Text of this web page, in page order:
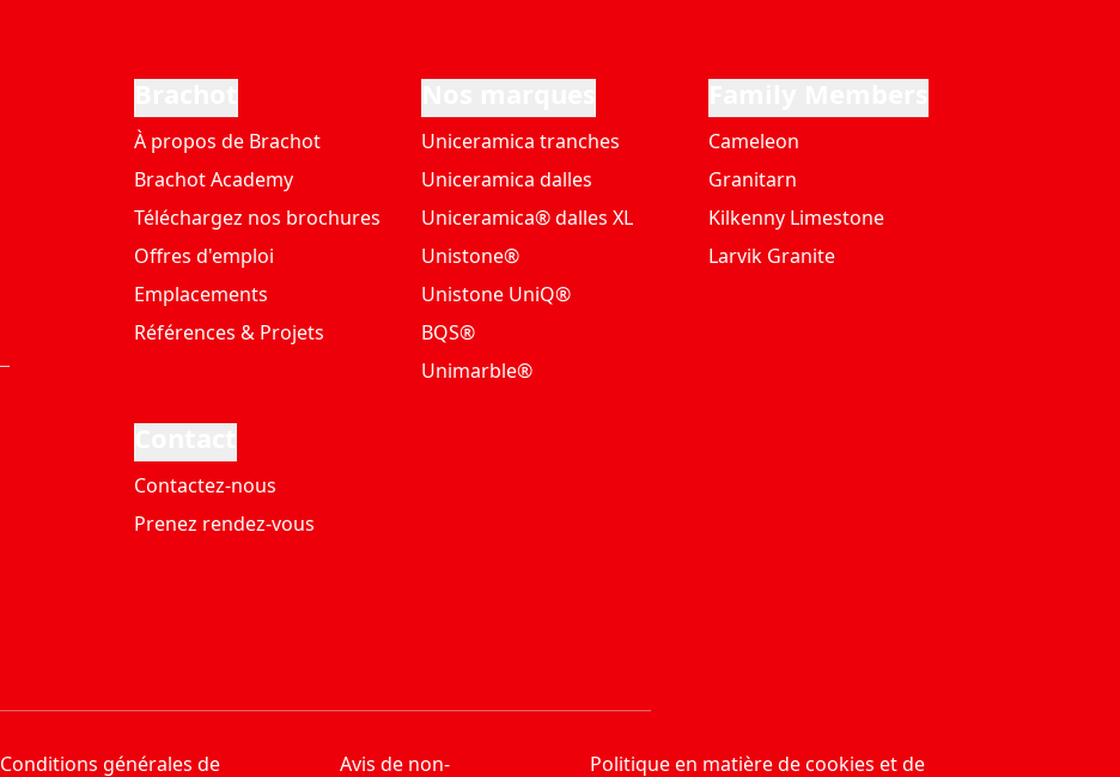
À propos de Brachot
Brachot Academy
Téléchargez nos brochures
Offres d'emploi
Emplacements
Références & Projets
Uniceramica tranches
Uniceramica dalles
Uniceramica® dalles XL
Unistone®
Unistone UniQ®
BQS®
Unimarble®
Cameleon
Granitarn
Kilkenny Limestone
Larvik Granite
Contactez-nous
Prenez rendez-vous
Conditions générales de Avis de non- Politique en matière de cookies et de